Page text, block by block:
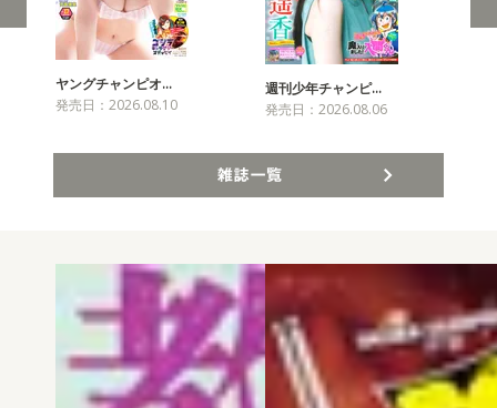
ヤングチャンピオ…
発売日：2026.08.10
週刊少年チャンピ…
発売日：2026.08.06